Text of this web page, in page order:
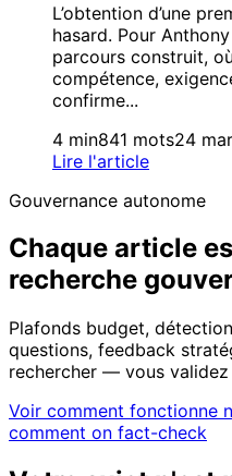
L’obtention d’une
hasard. Pour
parcours construit,
compétence,
confirme...
4 min841 mots24
Lire l'article
Gouvernance autonome
Chaque article
recherche
Plafonds budget,
questions, feedback
rechercher — vous validez
Voir comment fonctionne
comment on fact-check